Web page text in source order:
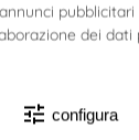
Donna
pubblicitari
dei dati
tune configura